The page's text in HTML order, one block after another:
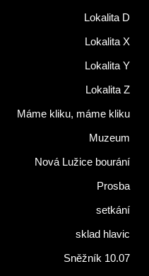
Lokalita D
Lokalita X
Lokalita Y
Lokalita Z
Máme kliku, máme kliku
Muzeum
Nová Lužice bourání
Prosba
setkání
sklad hlavic
Sněžník 10.07